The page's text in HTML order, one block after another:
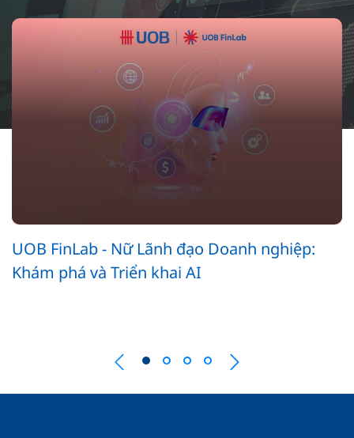
UOB FinLab - Nữ Lãnh đạo Doanh nghiệp:
Khám phá và Triển khai AI